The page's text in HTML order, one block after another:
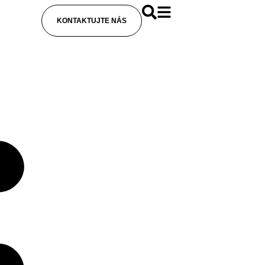
KONTAKTUJTE NÁS